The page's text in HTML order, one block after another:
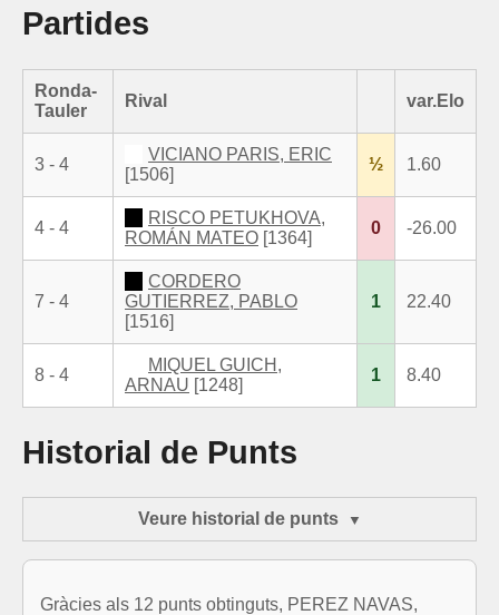
Partides
Ronda-
Tauler
Rival var.Elo
3 - 4
VICIANO PARIS, ERIC
[1506]
½ 1.60
4 - 4
RISCO PETUKHOVA,
ROMÁN MATEO [1364]
0 -26.00
7 - 4
CORDERO
GUTIERREZ, PABLO
[1516]
1 22.40
8 - 4
MIQUEL GUICH,
ARNAU [1248]
1 8.40
Historial de Punts
Veure historial de punts
Gràcies als 12 punts obtinguts, PEREZ NAVAS,